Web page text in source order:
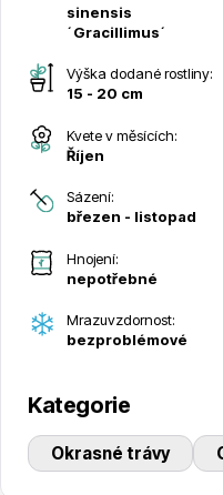
Drobná ovoce
Substráty, hnojiva,
sinensis
´Gracillimus´
Výška dodané rostliny:
15 - 20 cm
Kvete v měsících:
Říjen
Sázení:
březen - listopad
Hnojení:
nepotřebné
Mrazuvzdornost:
bezproblémové
Kategorie
Okrasné trávy